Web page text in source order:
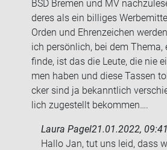
BSD Bre­men und MV
de­res als ein bil­li­ges
Orden und Eh­ren­zei­chen
ich per­sön­lich, bei dem Thema,
finde, ist das die Leute, die nie
men haben und diese Tas­sen
cker sind ja be­kannt­lich
lich zu­ge­stellt be­kom­men….
Laura Pagel21.01.2022,
Hallo Jan, tut uns leid, dass